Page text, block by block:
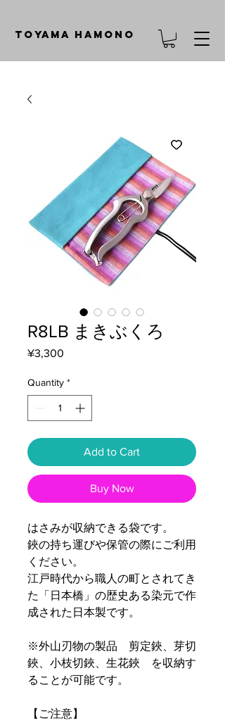
TOYAMA HAMONO
R8LB まきぶくろ
¥3,300
Quantity *
Add to Cart
Buy Now
はさみが収納できる袋です。
鋏の持ち運びや保管の際にご利用
ください。
江戸時代から職人の町とされてき
た「日本橋」の歴史ある染元で作
成された日本製です。
※外山刃物の製品 剪定鋏、芽切
鋏、小枝切鋏、生花鋏 を収納す
ることが可能です。
【ご注意】